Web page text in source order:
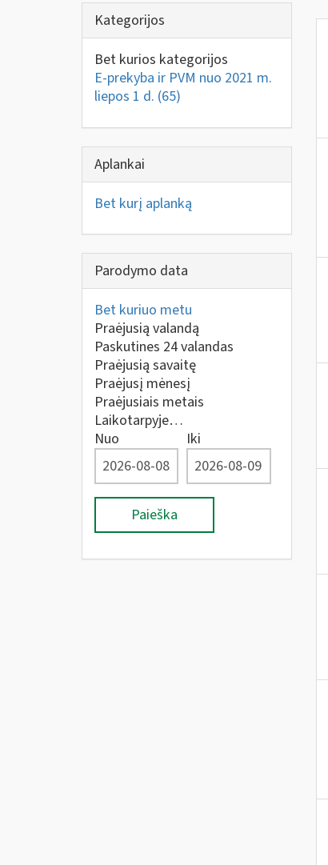
Kategorijos
Bet kurios kategorijos
E-prekyba ir PVM nuo 2021 m.
liepos 1 d. (65)
Aplankai
Bet kurį aplanką
Parodymo data
Bet kuriuo metu
Praėjusią valandą
Paskutines 24 valandas
Praėjusią savaitę
Praėjusį mėnesį
Praėjusiais metais
Laikotarpyje…
Nuo
Iki
Paieška